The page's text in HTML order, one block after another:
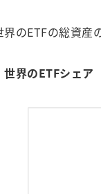
のETFの総資産
世界のETFシェア